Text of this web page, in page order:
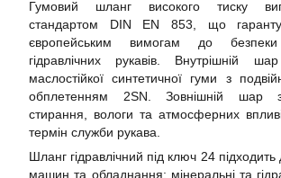
Гумовий шланг високого тиску
стандартом DIN EN 853, що гарантує
європейським вимогам до безпеки
гідравлічних рукавів. Внутрішній
маслостійкої синтетичної гуми з
обплетенням 2SN. Зовнішній шар
стирання, вологи та атмосферних
термін служби рукава.
Шланг гідравлічний під ключ 24 підходить
машин та обладнання: мінеральні та